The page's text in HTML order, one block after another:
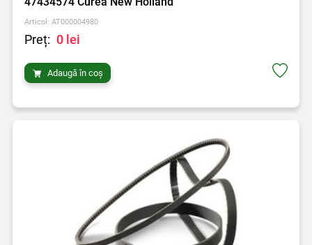
Articol: AT000004980
Preț: 0 lei
Adaugă în coș